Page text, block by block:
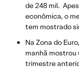
de 248 mil.
econômica, o
tem mostrado
Na Zona do
manhã mostrou
trimestre